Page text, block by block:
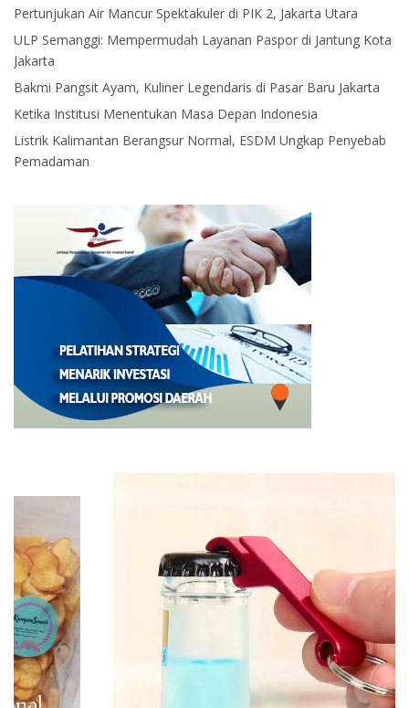
Pertunjukan Air Mancur Spektakuler di PIK 2, Jakarta Utara
ULP Semanggi: Mempermudah Layanan Paspor di Jantung Kota
Jakarta
Bakmi Pangsit Ayam, Kuliner Legendaris di Pasar Baru Jakarta
Ketika Institusi Menentukan Masa Depan Indonesia
Listrik Kalimantan Berangsur Normal, ESDM Ungkap Penyebab
Pemadaman